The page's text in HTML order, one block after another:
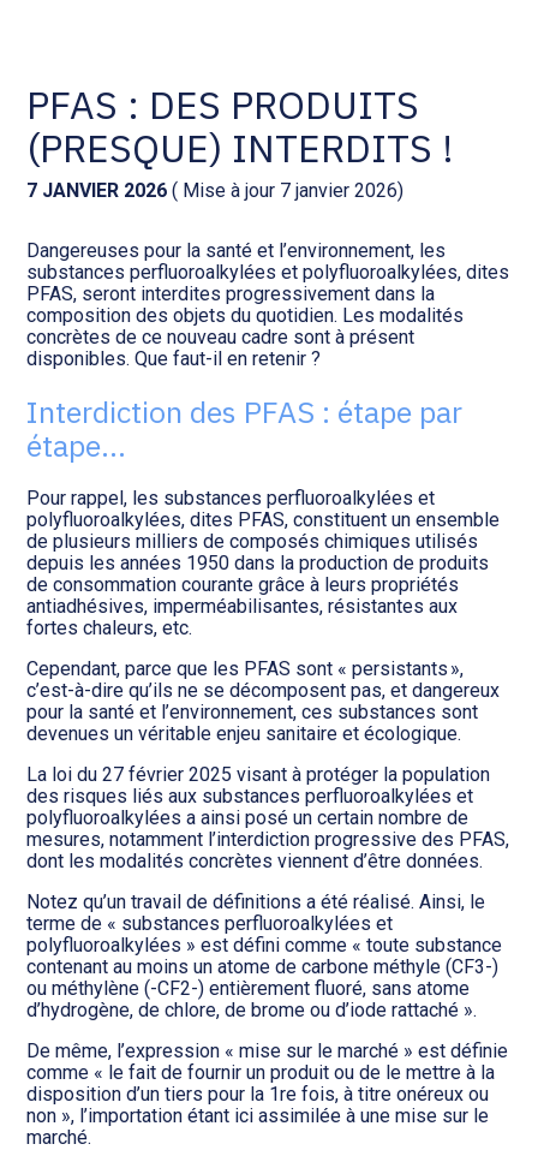
Social et ressources humaines
Assistance juridique
Pilotage d’entreprise
Audit légal
Gestion de patrimoine
Transition numérique
Tenue de votre comptabilité :
ACD
EVOLIZ
Facturation et pilotage : MEG
WAIBI
humaines : SILAE
PFAS : DES PRODUITS
(PRESQUE) INTERDITS !
7 JANVIER 2026 ( Mise à jour 7 janvier 2026)
Dangereuses pour la santé et l’environnement, les
substances perfluoroalkylées et polyfluoroalkylées, dites
PFAS, seront interdites progressivement dans la
composition des objets du quotidien. Les modalités
concrètes de ce nouveau cadre sont à présent
disponibles. Que faut-il en retenir ?
Interdiction des PFAS : étape par
étape…
Pour rappel, les substances perfluoroalkylées et
polyfluoroalkylées, dites PFAS, constituent un ensemble
de plusieurs milliers de composés chimiques utilisés
depuis les années 1950 dans la production de produits
de consommation courante grâce à leurs propriétés
antiadhésives, imperméabilisantes, résistantes aux
fortes chaleurs, etc.
Cependant, parce que les PFAS sont « persistants »,
c’est-à-dire qu’ils ne se décomposent pas, et dangereux
pour la santé et l’environnement, ces substances sont
devenues un véritable enjeu sanitaire et écologique.
La loi du 27 février 2025 visant à protéger la population
des risques liés aux substances perfluoroalkylées et
polyfluoroalkylées a ainsi posé un certain nombre de
mesures, notamment l’interdiction progressive des PFAS,
dont les modalités concrètes viennent d’être données.
Notez qu’un travail de définitions a été réalisé. Ainsi, le
terme de « substances perfluoroalkylées et
polyfluoroalkylées » est défini comme « toute substance
contenant au moins un atome de carbone méthyle (CF3-)
ou méthylène (-CF2-) entièrement fluoré, sans atome
d’hydrogène, de chlore, de brome ou d’iode rattaché ».
De même, l’expression « mise sur le marché » est définie
comme « le fait de fournir un produit ou de le mettre à la
disposition d’un tiers pour la 1re fois, à titre onéreux ou
non », l’importation étant ici assimilée à une mise sur le
marché.